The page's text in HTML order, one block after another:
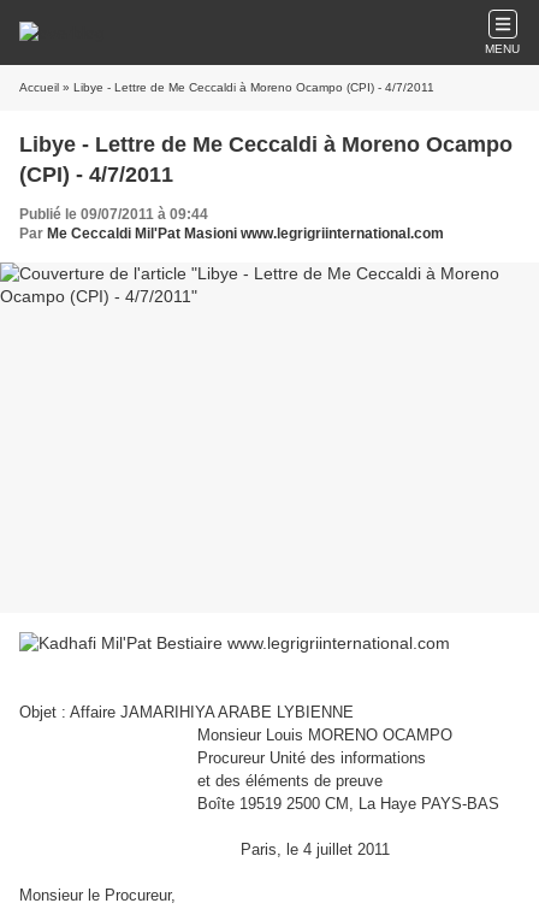
MENU
Accueil » Libye - Lettre de Me Ceccaldi à Moreno Ocampo (CPI) - 4/7/2011
Libye - Lettre de Me Ceccaldi à Moreno Ocampo
(CPI) - 4/7/2011
Publié le 09/07/2011 à 09:44
Par Me Ceccaldi Mil'Pat Masioni www.legrigriinternational.com
Objet : Affaire JAMARIHIYA ARABE LYBIENNE
Monsieur Louis MORENO OCAMPO
Procureur Unité des informations
et des éléments de preuve
Boîte 19519 2500 CM, La Haye PAYS-BAS
Paris, le 4 juillet 2011
Monsieur le Procureur,